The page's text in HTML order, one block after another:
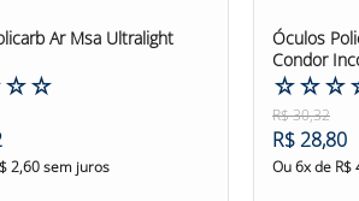
Ar Msa Ultralight
☆☆
2,60sem juros
Óculos
Condor
☆☆☆
R$30,32
R$28,80
Ou6x de R$